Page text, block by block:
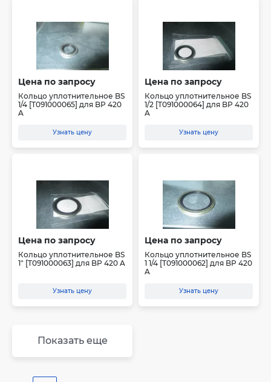
Цена по запросу
Кольцо уплотнительное BS
1/4 [T091000065] для BP 420
A
Узнать цену
Цена по запросу
Кольцо уплотнительное BS
1/2 [T091000064] для BP 420
A
Узнать цену
Цена по запросу
Кольцо уплотнительное BS
1" [T091000063] для BP 420 A
Узнать цену
Цена по запросу
Кольцо уплотнительное BS
1 1/4 [T091000062] для BP 420
A
Узнать цену
Показать еще